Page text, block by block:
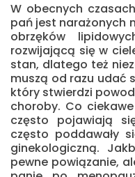
W obecnych
pań jest narażonych
obrzęków
rozwijającą się w
stan, dlatego też
muszą od razu udać
który stwierdzi
choroby. Co
często pojawiają
często poddawały
ginekologiczną.
pewne powiązanie,